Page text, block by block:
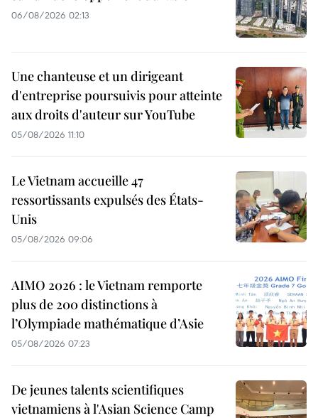
06/08/2026 02:13
Une chanteuse et un dirigeant
d'entreprise poursuivis pour atteinte
aux droits d'auteur sur YouTube
05/08/2026 11:10
Le Vietnam accueille 47
ressortissants expulsés des États-
Unis
05/08/2026 09:06
AIMO 2026 : le Vietnam remporte
plus de 200 distinctions à
l’Olympiade mathématique d’Asie
05/08/2026 07:23
De jeunes talents scientifiques
vietnamiens à l'Asian Science Camp